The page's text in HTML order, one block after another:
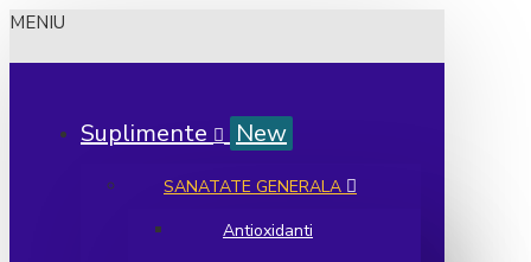
MENIU
Suplimente New
SANATATE GENERALA
Antioxidanti